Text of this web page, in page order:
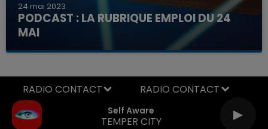
24 mai 2023
PODCAST : LA RUBRIQUE EMPLOI DU 24
MAI
Découvrez ici les offres à pourvoir dans la région
Self Aware
TEMPER CITY
RADIO CONTACT